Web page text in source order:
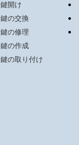
鍵開け
鍵の交換
鍵の修理
鍵の作成
鍵の取り付け